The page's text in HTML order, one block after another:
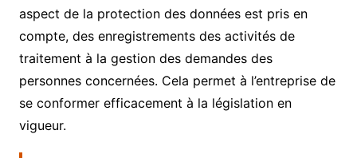
aspect de la protection des données est pris en
compte, des enregistrements des activités de
traitement à la gestion des demandes des
personnes concernées. Cela permet à l’entreprise de
se conformer efficacement à la législation en
vigueur.